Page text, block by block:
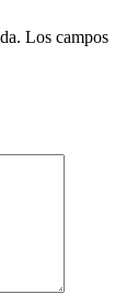
Los campos